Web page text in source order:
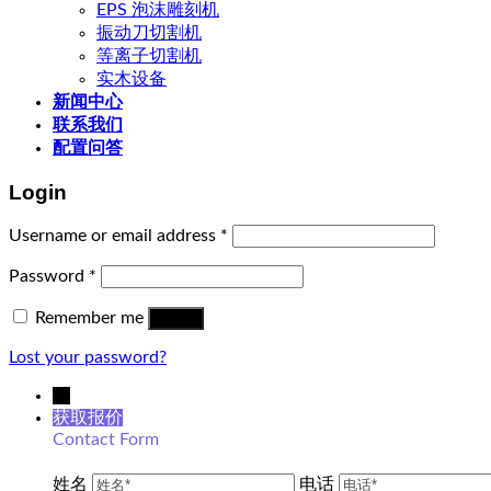
EPS 泡沫雕刻机
振动刀切割机
等离子切割机
实木设备
新闻中心
联系我们
配置问答
Login
Username or email address *
Password *
Remember me
Lost your password?
获取报价
Contact Form
姓名 电话